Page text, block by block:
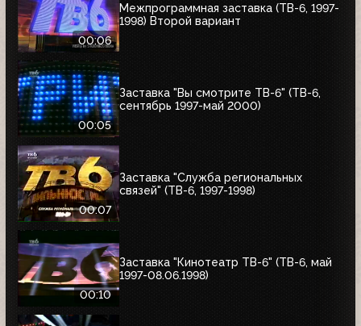
00:06
Межпрограммная заставка (ТВ-6, 1997-
1998) Второй вариант
00:05
Заставка "Вы смотрите ТВ-6" (ТВ-6,
сентябрь 1997-май 2000)
00:07
Заставка "Служба региональных
связей" (ТВ-6, 1997-1998)
00:10
Заставка "Кинотеатр ТВ-6" (ТВ-6, май
1997-08.06.1998)